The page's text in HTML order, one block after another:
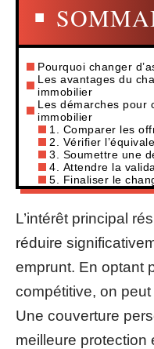
Pourquoi changer
Les avantages du
immobilier
Les démarches pour
immobilier
1. Comparer les
2. Vérifier
3. Soumettre une
4. Attendre la
5. Finaliser le
L’intérêt principal
réduire
emprunt. En optant
compétitive, on
Une couverture
meilleure protection